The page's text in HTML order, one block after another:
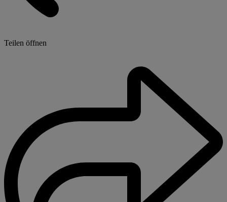
Teilen öffnen